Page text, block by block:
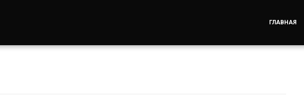
ГЛАВНАЯ